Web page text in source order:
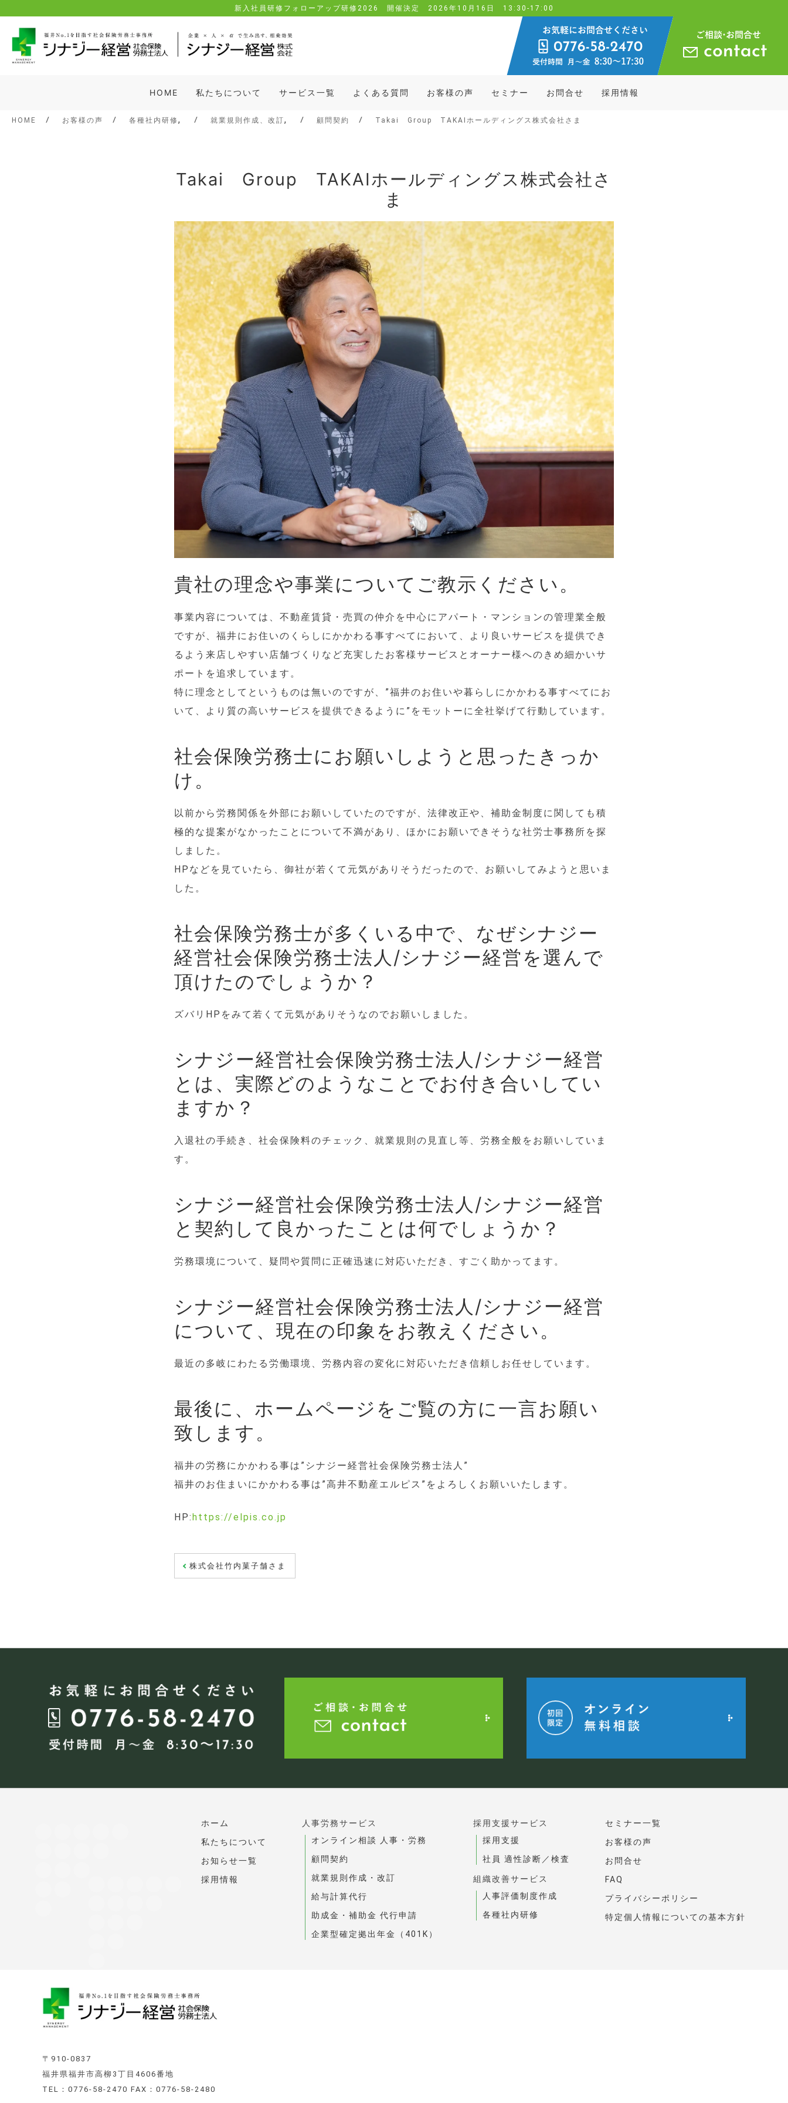
content
新入社員研修フォローアップ研修2026 開催決定 2026年10月16日 13:30-17:00
HOME 私たちについて サービス一覧 よくある質問 お客様の声 セミナー お問合せ 採用情報
HOME お客様の声 各種社内研修 , 就業規則作成、改訂, 顧問契約 Takai Group TAKAIホールディングス株式会社さま
Takai Group TAKAIホールディングス株式会社さ
ま
貴社の理念や事業についてご教示ください。
事業内容については、不動産賃貸・売買の仲介を中心にアパート・マンションの管理業全般
ですが、福井にお住いのくらしにかかわる事すべてにおいて、より良いサービスを提供でき
るよう来店しやすい店舗づくりなど充実したお客様サービスとオーナー様へのきめ細かいサ
ポートを追求しています。
特に理念としてというものは無いのですが、”福井のお住いや暮らしにかかわる事すべてにお
いて、より質の高いサービスを提供できるように”をモットーに全社挙げて行動しています。
社会保険労務士にお願いしようと思ったきっか
け。
以前から労務関係を外部にお願いしていたのですが、法律改正や、補助金制度に関しても積
極的な提案がなかったことについて不満があり、ほかにお願いできそうな社労士事務所を探
しました。
HPなどを見ていたら、御社が若くて元気がありそうだったので、お願いしてみようと思いま
した。
社会保険労務士が多くいる中で、なぜシナジー
経営社会保険労務士法人/シナジー経営を選んで
頂けたのでしょうか？
ズバリHPをみて若くて元気がありそうなのでお願いしました。
シナジー経営社会保険労務士法人/シナジー経営
とは、実際どのようなことでお付き合いしてい
ますか？
入退社の手続き、社会保険料のチェック、就業規則の見直し等、労務全般をお願いしていま
す。
シナジー経営社会保険労務士法人/シナジー経営
と契約して良かったことは何でしょうか？
労務環境について、疑問や質問に正確迅速に対応いただき、すごく助かってます。
シナジー経営社会保険労務士法人/シナジー経営
について、現在の印象をお教えください。
最近の多岐にわたる労働環境、労務内容の変化に対応いただき信頼しお任せしています。
最後に、ホームページをご覧の方に一言お願い
致します。
福井の労務にかかわる事は”シナジー経営社会保険労務士法人”
福井のお住まいにかかわる事は”高井不動産エルピス”をよろしくお願いいたします。
HP:https://elpis.co.jp
投
ー
シ
ョ
株式会社竹内菓子舗さま
ホーム
私たちについて
お知らせ一覧
採用情報
人事労務サービス
オンライン相談 人事・労務
顧問契約
就業規則作成・改訂
給与計算代行
助成金・補助金 代行申請
企業型確定拠出年金（401K）
採用支援サービス
採用支援
社員 適性診断／検査
組織改善サービス
人事評価制度作成
各種社内研修
セミナー一覧
お客様の声
お問合せ
FAQ
プライバシーポリシー
特定個人情報についての基本方針
〒910-0837
福井県福井市高柳3丁目4606番地
TEL：0776-58-2470 FAX：0776-58-2480